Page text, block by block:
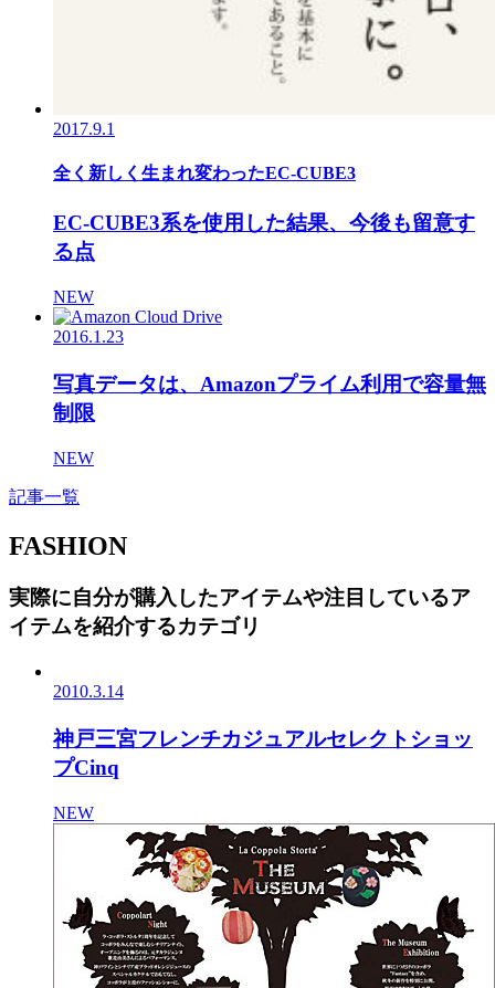
2017.9.1
全く新しく生まれ変わったEC-CUBE3
EC-CUBE3系を使用した結果、今後も留意す
る点
NEW
2016.1.23
写真データは、Amazonプライム利用で容量無
制限
NEW
記事一覧
FASHION
実際に自分が購入したアイテムや注目しているア
イテムを紹介するカテゴリ
2010.3.14
神戸三宮フレンチカジュアルセレクトショッ
プCinq
NEW